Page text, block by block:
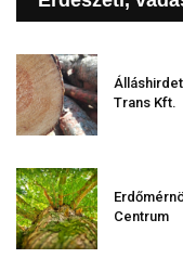
Trans Kft.
Centrum